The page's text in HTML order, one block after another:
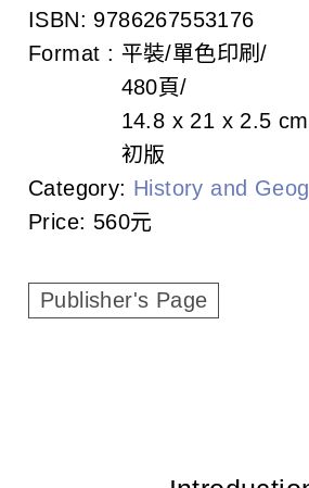
o
c
t
o
n
ISBN: 9786267553176
Format : 平裝/單色印刷
480頁
14.8 x 21 x 2.5 cm
初版
Category: History and
Price: 560元
Publisher's Page